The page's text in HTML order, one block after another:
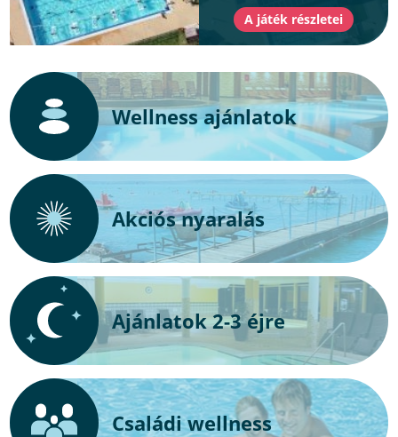
Wellness ajánlatok
Akciós nyaralás
Ajánlatok 2-3 éjre
Családi wellness